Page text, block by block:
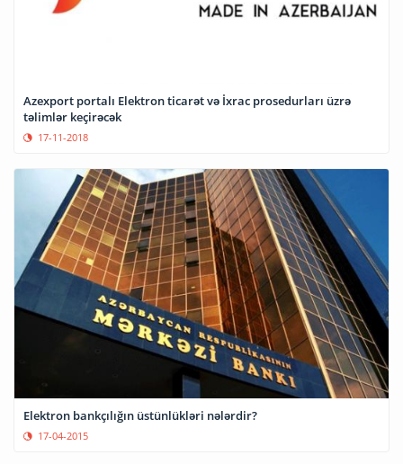
Azexport portalı Elektron ticarət və İxrac prosedurları üzrə
təlimlər keçirəcək
17-11-2018
Elektron bankçılığın üstünlükləri nələrdir?
17-04-2015